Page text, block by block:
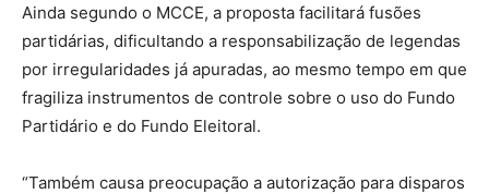
Ainda segundo o MCCE, a proposta facilitará fusões
partidárias, dificultando a responsabilização de legendas
por irregularidades já apuradas, ao mesmo tempo em que
fragiliza instrumentos de controle sobre o uso do Fundo
Partidário e do Fundo Eleitoral.
“Também causa preocupação a autorização para disparos